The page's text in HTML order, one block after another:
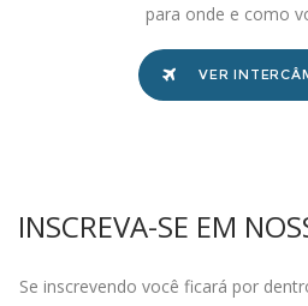
para onde e como
VER
INSCREVA-SE EM
Se inscrevendo você ficará por